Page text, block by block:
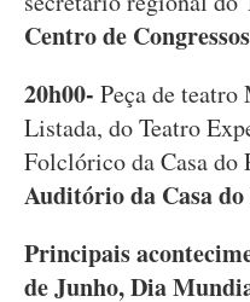
Centro de
20h00- Peça de
Listada, do Teatro
Folclórico da Casa do
Auditório da Casa do
Principais
de Junho, Dia